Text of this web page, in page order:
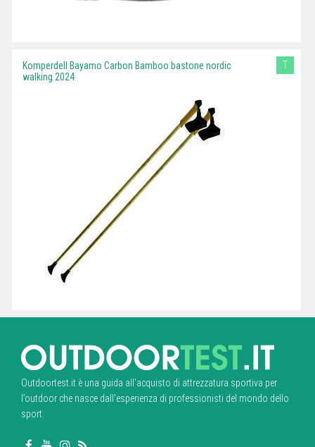
Komperdell Bayamo Carbon Bamboo bastone nordic
walking 2024
T
Outdoortest.it è una guida all’acquisto di attrezzatura sportiva per
l’outdoor che nasce dall’esperienza di professionisti del mondo dello
sport.